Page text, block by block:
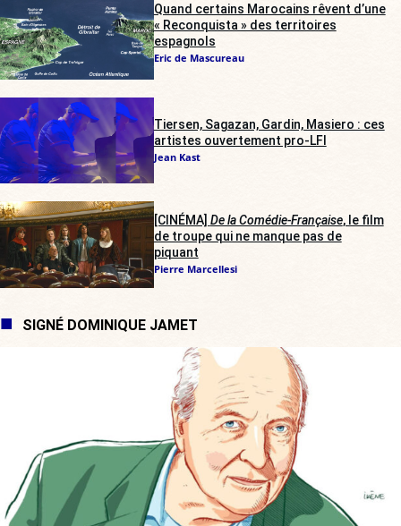
Quand certains Marocains rêvent d’une
« Reconquista » des territoires
espagnols
Eric de Mascureau
Tiersen, Sagazan, Gardin, Masiero : ces
artistes ouvertement pro-LFI
Jean Kast
[CINÉMA] De la Comédie-Française, le film
de troupe qui ne manque pas de
piquant
Pierre Marcellesi
SIGNÉ DOMINIQUE JAMET